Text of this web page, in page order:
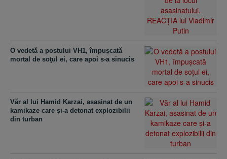
O vedetă a postului VH1, împuşcată
mortal de soţul ei, care apoi s-a sinucis
Văr al lui Hamid Karzai, asasinat de un
kamikaze care şi-a detonat explozibilii
din turban